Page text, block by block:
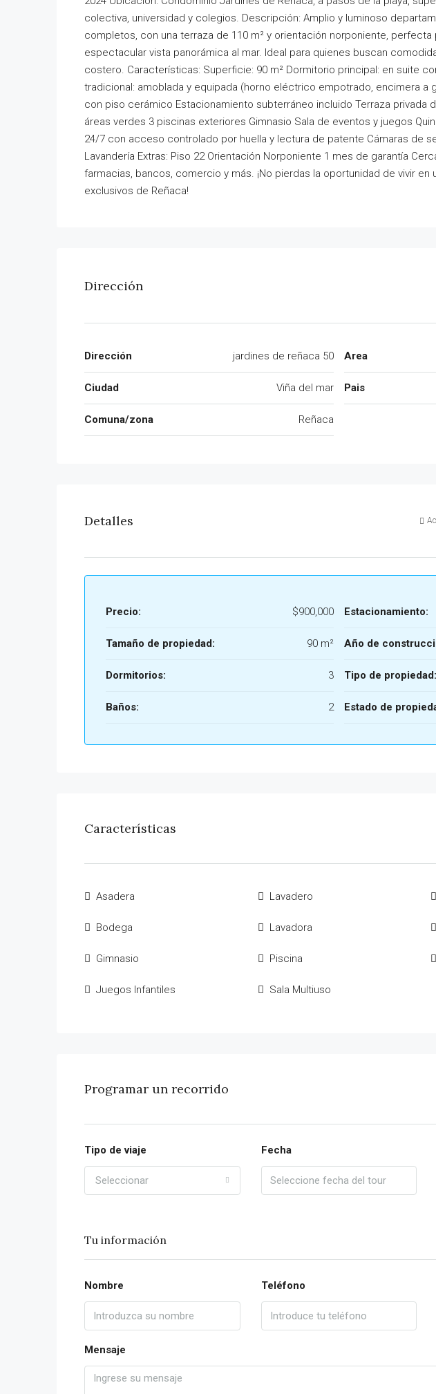
colectiva, universidad y colegios. Descripción: Amplio y luminoso
completos, con una terraza de 110 m² y orientación norponiente, perfecta
espectacular vista panorámica al mar. Ideal para quienes buscan
costero. Características: Superficie: 90 m² Dormitorio principal: en suite
tradicional: amoblada y equipada (horno eléctrico empotrado, encimera a
con piso cerámico Estacionamiento subterráneo incluido Terraza privada
áreas verdes 3 piscinas exteriores Gimnasio Sala de eventos y juegos
24/7 con acceso controlado por huella y lectura de patente Cámaras de
Lavandería Extras: Piso 22 Orientación Norponiente 1 mes de garantía
farmacias, bancos, comercio y más. ¡No pierdas la oportunidad de vivir
exclusivos de Reñaca!
Dirección
Dirección jardines de reñaca 50
Ciudad Viña del mar
Comuna/zona Reñaca
Area
Pais
Detalles
Precio: $900,000
Tamaño de propiedad: 90 m²
Dormitorios: 3
Baños: 2
Estacionamiento:
Año de
Tipo de propiedad:
Estado de
Características
Asadera
Bodega
Gimnasio
Juegos Infantiles
Lavadero
Lavadora
Piscina
Sala Multiuso
Programar un recorrido
Tipo de viaje
Seleccionar
Fecha
Tu información
Nombre Teléfono
Mensaje